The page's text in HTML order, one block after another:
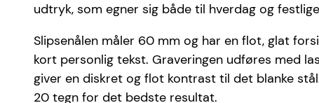
udtryk, som egner sig både til hverdag og
Slipsenålen måler 60 mm og har en flot, glat
kort personlig tekst. Graveringen udføres med
giver en diskret og flot kontrast til det blanke
20 tegn for det bedste resultat.